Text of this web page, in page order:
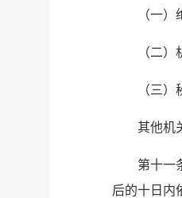
（一
（二
（三
其他机
第十一
后的十日内